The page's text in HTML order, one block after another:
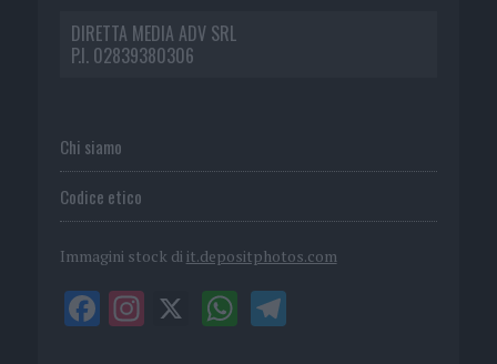
DIRETTA MEDIA ADV SRL
P.I. 02839380306
Chi siamo
Codice etico
Immagini stock di it.depositphotos.com